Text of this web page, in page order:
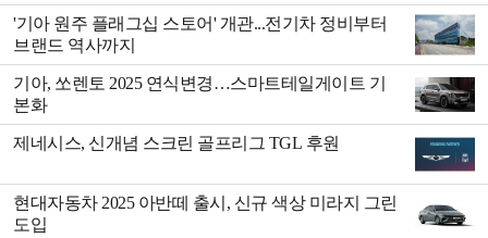
'기아 원주 플래그십 스토어' 개관...전기차 정비부터
브랜드 역사까지
기아, 쏘렌토 2025 연식변경…스마트테일게이트 기
본화
제네시스, 신개념 스크린 골프리그 TGL 후원
현대자동차 2025 아반떼 출시, 신규 색상 미라지 그린
도입